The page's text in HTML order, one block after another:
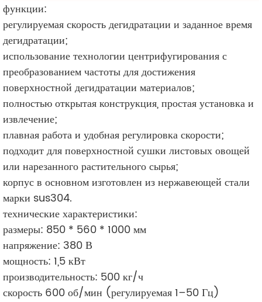
функции:
регулируемая скорость дегидратации и заданное время
дегидратации;
использование технологии центрифугирования с
преобразованием частоты для достижения
поверхностной дегидратации материалов;
полностью открытая конструкция, простая установка и
извлечение;
плавная работа и удобная регулировка скорости;
подходит для поверхностной сушки листовых овощей
или нарезанного растительного сырья;
корпус в основном изготовлен из нержавеющей стали
марки sus304.
технические характеристики:
размеры: 850 * 560 * 1000 мм
напряжение: 380 В
мощность: 1,5 кВт
производительность: 500 кг/ч
скорость 600 об/мин (регулируемая 1–50 Гц)